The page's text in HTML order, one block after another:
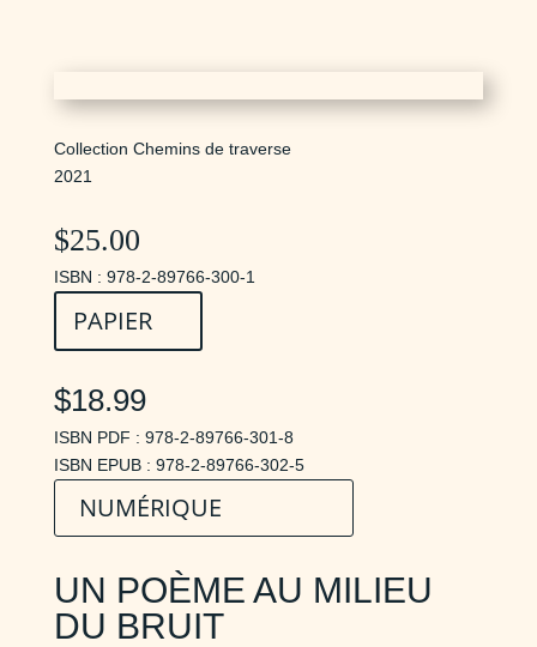
Collection Chemins de traverse
2021
$25.00
ISBN : 978-2-89766-300-1
PAPIER
$18.99
ISBN PDF : 978-2-89766-301-8
ISBN EPUB : 978-2-89766-302-5
NUMÉRIQUE
UN POÈME AU MILIEU
DU BRUIT